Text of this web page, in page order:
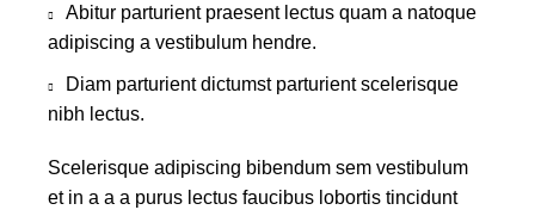
Abitur parturient praesent lectus quam a natoque
adipiscing a vestibulum hendre.
Diam parturient dictumst parturient scelerisque
nibh lectus.
Scelerisque adipiscing bibendum sem vestibulum
et in a a a purus lectus faucibus lobortis tincidunt